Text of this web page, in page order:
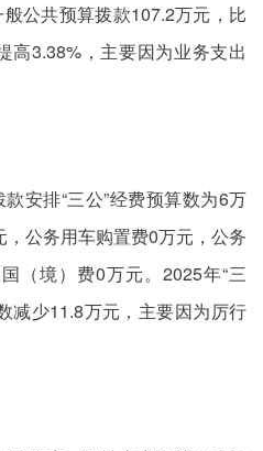
公共预算拨款107.2万元，比
高3.38%，主要因为业务支出
安排“三公”经费预算数为6万
公务用车购置费0万元，公务
（境）费0万元。2025年“三
减少11.8万元，主要因为厉行